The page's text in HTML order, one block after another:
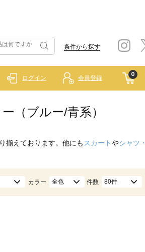
条件から探す
0
ログイン 会員登録
（ブルー/青系）
揃えております。他にも スカートやシャツ・
カラー 全色 件数 80件